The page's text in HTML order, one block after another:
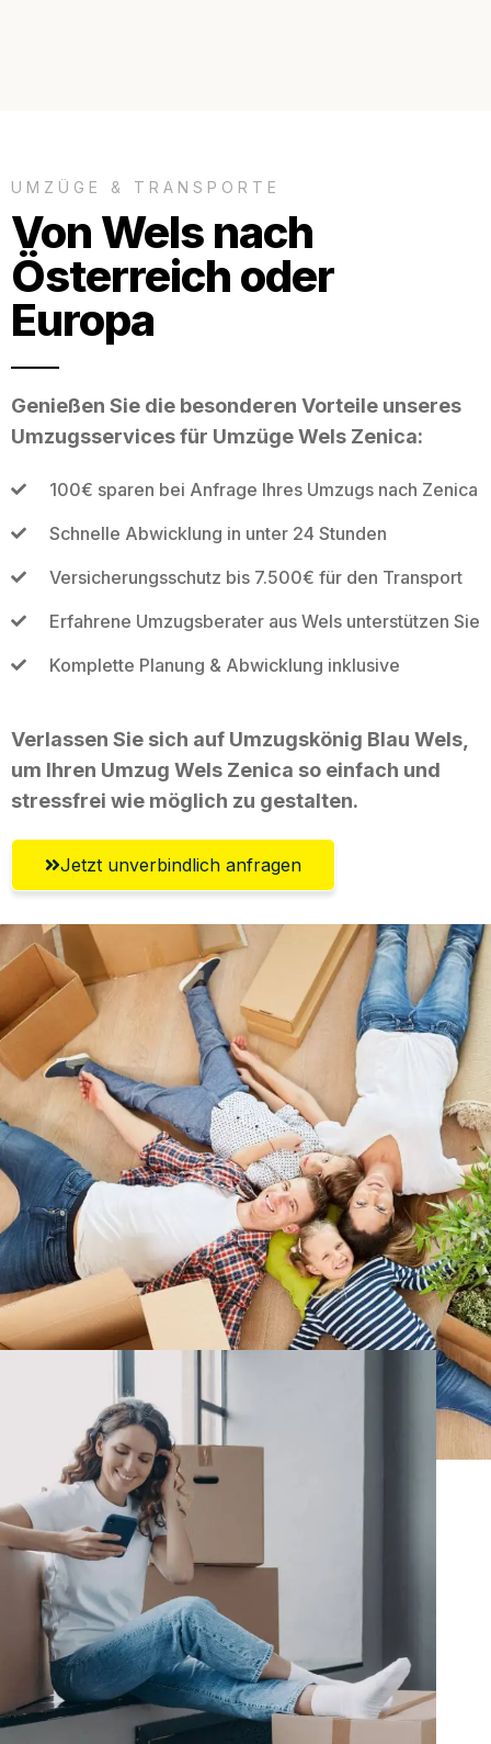
UMZÜGE & TRANSPORTE
Von Wels nach
Österreich oder
Europa
Genießen Sie die besonderen Vorteile unseres
Umzugsservices für Umzüge Wels Zenica:
100€ sparen bei Anfrage Ihres Umzugs nach Zenica
Schnelle Abwicklung in unter 24 Stunden
Versicherungsschutz bis 7.500€ für den Transport
Erfahrene Umzugsberater aus Wels unterstützen Sie
Komplette Planung & Abwicklung inklusive
Verlassen Sie sich auf Umzugskönig Blau Wels,
um Ihren Umzug Wels Zenica so einfach und
stressfrei wie möglich zu gestalten.
Jetzt unverbindlich anfragen